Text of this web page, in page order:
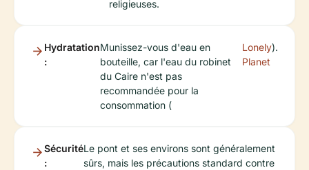
religieuses.
Hydratation
:
Munissez-vous d'eau en
bouteille, car l'eau du robinet
du Caire n'est pas
recommandée pour la
consommation (
Lonely
Planet
).
Sécurité
:
Le pont et ses environs sont généralement
sûrs, mais les précautions standard contre